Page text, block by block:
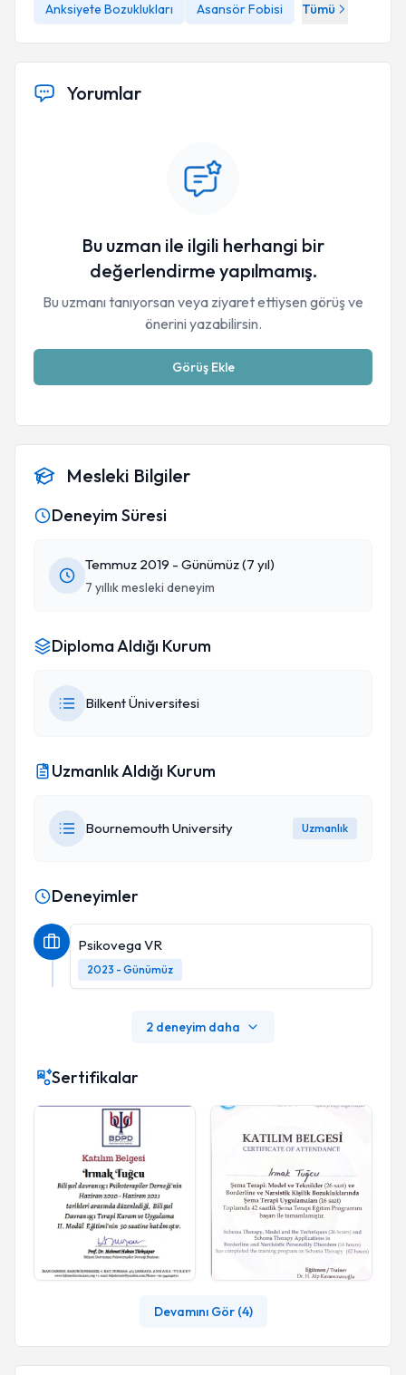
Anksiyete Bozuklukları
Asansör Fobisi Tümü
Yorumlar
Bu uzman ile ilgili herhangi bir
değerlendirme yapılmamış.
Bu uzmanı tanıyorsan veya ziyaret ettiysen görüş ve
önerini yazabilirsin.
Görüş Ekle
Mesleki Bilgiler
Deneyim Süresi
Temmuz 2019 - Günümüz (7 yıl)
7 yıllık mesleki deneyim
Diploma Aldığı Kurum
Bilkent Üniversitesi
Uzmanlık Aldığı Kurum
Bournemouth University Uzmanlık
Deneyimler
Psikovega VR
2023 - Günümüz
2 deneyim daha
Sertifikalar
Devamını Gör (4)